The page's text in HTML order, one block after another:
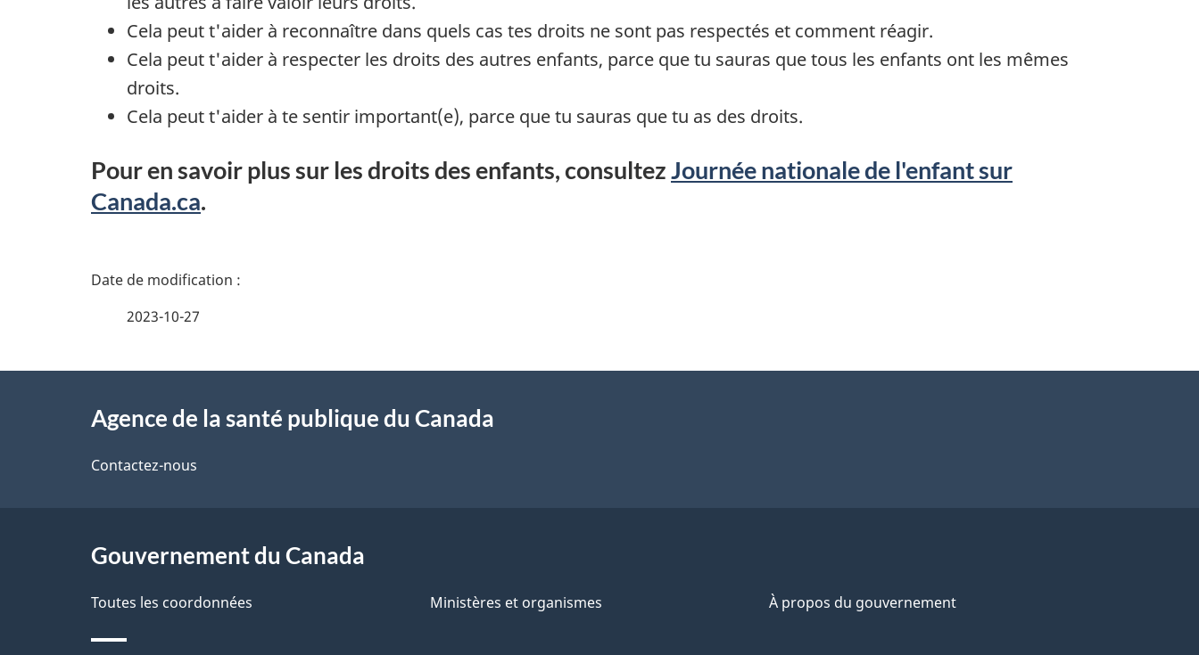
Cela peut t'aider à reconnaître dans quels cas tes droits ne sont pas respectés et comment réagir.
Cela peut t'aider à respecter les droits des autres enfants, parce que tu sauras que tous les enfants ont les mêmes
droits.
Cela peut t'aider à te sentir important(e), parce que tu sauras que tu as des droits.
Pour en savoir plus sur les droits des enfants, consultezJournée nationale de l'enfant sur
Canada.ca.
D
a
d
e
2023-10-27
proposAgence de la santé publique du Canada
Contactez-nous
Gouvernement du Canada
Toutes les coordonnées Ministères et organismes À propos du gouvernement